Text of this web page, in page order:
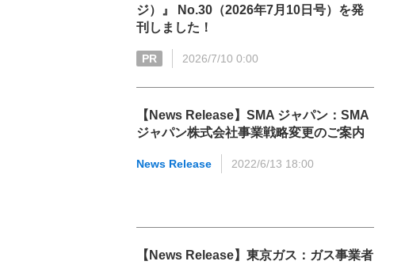
ジ）』 No.30（2026年7月10日号）を発
刊しました！
PR 2026/7/10 0:00
【News Release】SMA ジャパン：SMA
ジャパン株式会社事業戦略変更のご案内
News Release 2022/6/13 18:00
【News Release】東京ガス：ガス事業者